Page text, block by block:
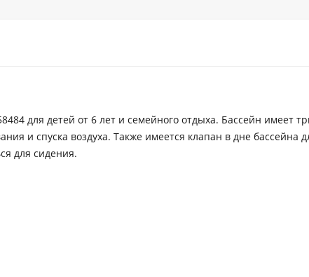
для детей от 6 лет и семейного отдыха. Бассейн имеет
и спуска воздуха. Также имеется клапан в дне бассейна
для сидения.